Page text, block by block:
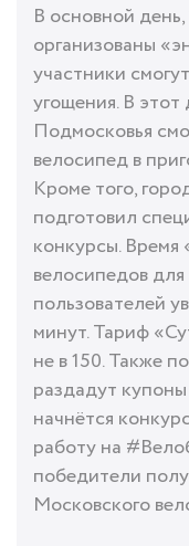
В основной
организованы
участники
угощения. В
Подмосковья
велосипед в
Кроме того,
подготовил
конкурсы. Время
велосипедов
пользователей
минут. Тариф
не в 150. Также
раздадут
начнётся
работу на
победители
Московского